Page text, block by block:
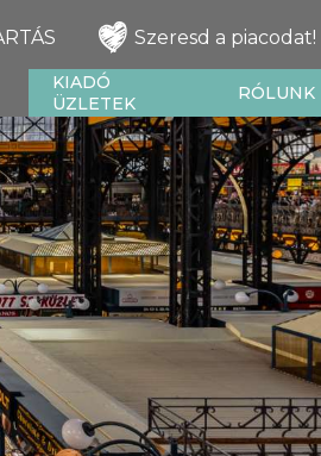
Szeresd a piacodat!
KIADÓ
ÜZLETEK
RÓLUNK